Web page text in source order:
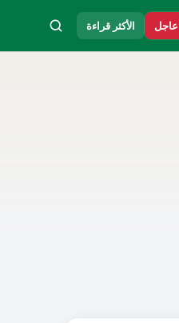
عاجل الأكثر قراءة